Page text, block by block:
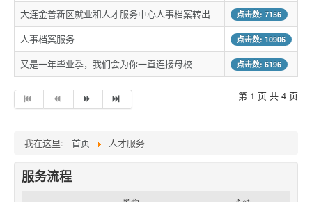
大连金普新区就业和人才服务中心人事档案转出 点击数: 7156
人事档案服务 点击数: 10906
又是一年毕业季，我们会为你一直连接母校 点击数: 6196
第 1 页 共 4 页
我在这里: 首页 人才服务
服务流程